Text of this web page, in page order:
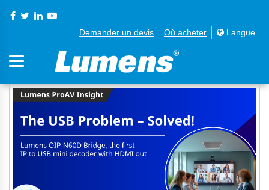
Demander un devis Où acheter Langue